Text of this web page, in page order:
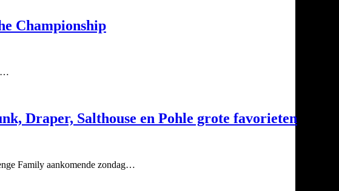
Championship
Draper, Salthouse en Pohle grote favorieten
Family aankomende zondag…